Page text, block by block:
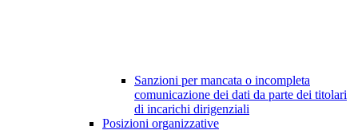
Sanzioni per mancata o incompleta
comunicazione dei dati da parte dei titolari
di incarichi dirigenziali
Posizioni organizzative